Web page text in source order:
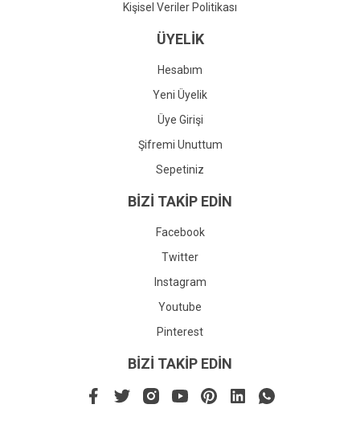
Kişisel Veriler Politikası
ÜYELİK
Hesabım
Yeni Üyelik
Üye Girişi
Şifremi Unuttum
Sepetiniz
BİZİ TAKİP EDİN
Facebook
Twitter
Instagram
Youtube
Pinterest
BİZİ TAKİP EDİN